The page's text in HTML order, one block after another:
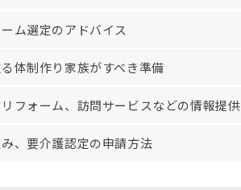
ム選定のアドバイス
体制作り家族がすべき準備
フォーム、訪問サービスなどの情報提供
、要介護認定の申請方法